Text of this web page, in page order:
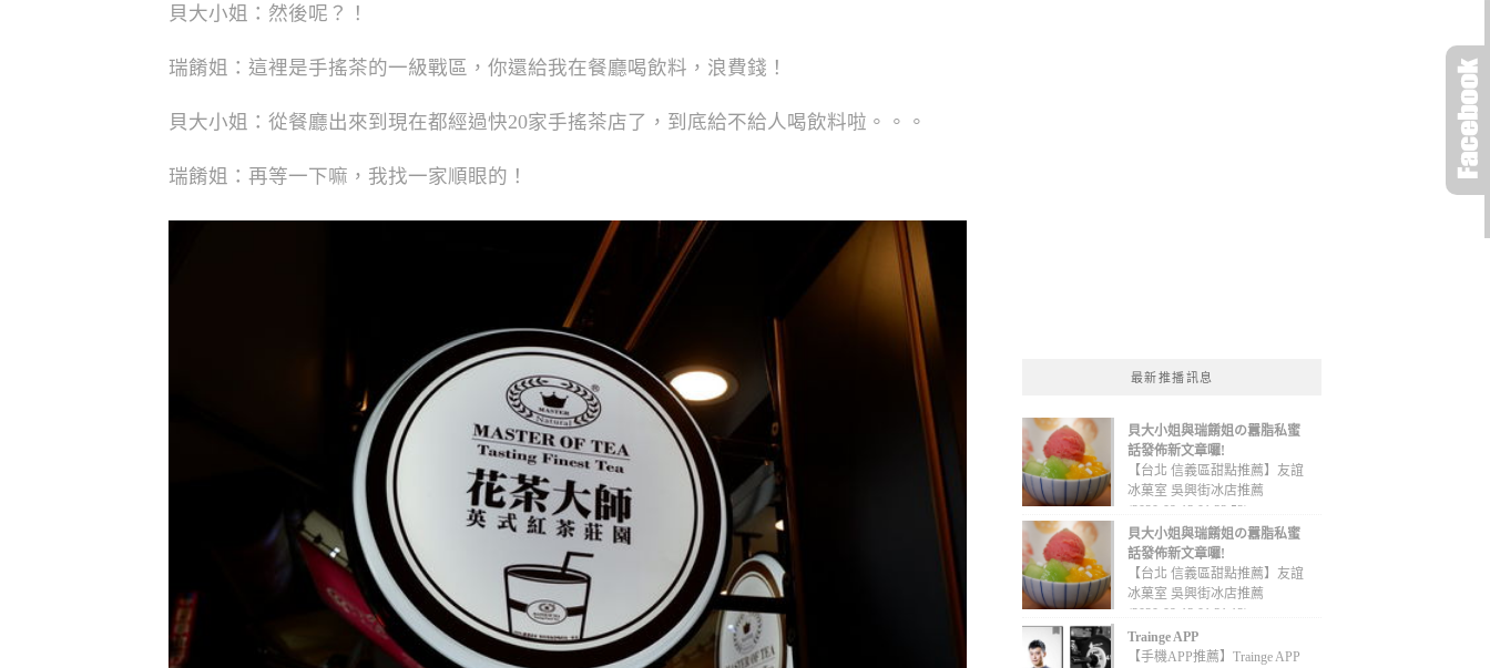
貝大小姐：然後呢？！
瑞餚姐：這裡是手搖茶的一級戰區，你還給我在餐廳喝飲料，浪費錢！
貝大小姐：從餐廳出來到現在都經過快20家手搖茶店了，到底給不給人喝飲料啦。。。
瑞餚姐：再等一下嘛，我找一家順眼的！
最新推播訊息
貝大小姐與瑞餚姐の囂脂私蜜
話發佈新文章囉!
【台北 信義區甜點推薦】友誼
冰菓室 吳興街冰店推薦
(2020-09-13 01:32:52)
貝大小姐與瑞餚姐の囂脂私蜜
話發佈新文章囉!
【台北 信義區甜點推薦】友誼
冰菓室 吳興街冰店推薦
(2020-09-13 01:31:12)
Trainge APP
【手機APP推薦】Trainge APP